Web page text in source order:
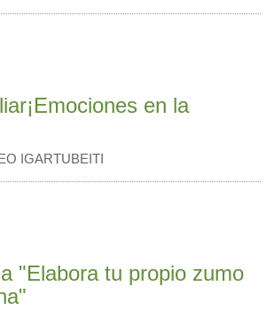
en la
IGARTUBEITI
"Elabora tu propio zumo